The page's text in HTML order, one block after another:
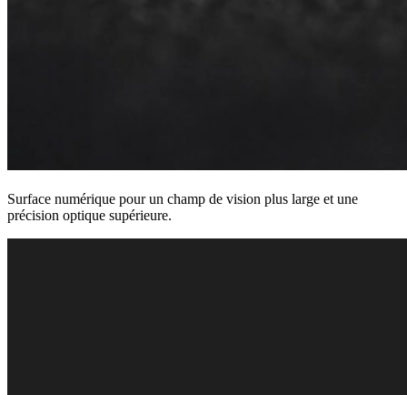
Surface numérique pour un champ de vision plus large et une
précision optique supérieure.